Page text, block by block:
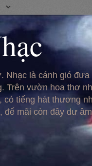
Nhạc là cánh gió
Trên vườn hoa thơ
tiếng hát thương
để mãi còn đây dư